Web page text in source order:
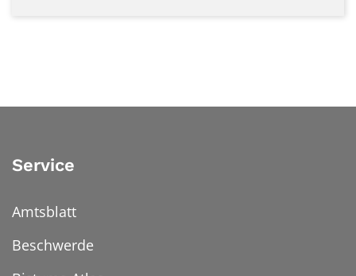
Service
Amtsblatt
Beschwerde